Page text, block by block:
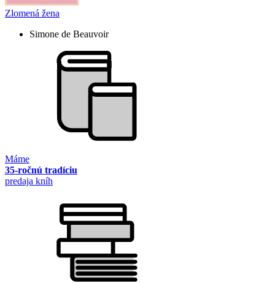
Zlomená žena
Simone de Beauvoir
Máme
35-ročnú tradíciu
predaja kníh